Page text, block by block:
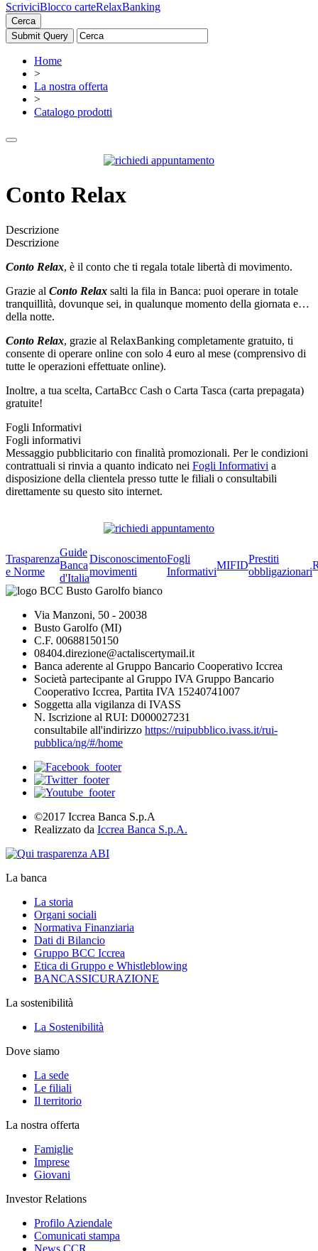
ScriviciBlocco carteRelaxBanking
Cerca
Home
>
La nostra offerta
>
Catalogo prodotti
Conto Relax
Descrizione
Descrizione
Conto Relax, è il conto che ti regala totale libertà di movimento.
Grazie al Conto Relax salti la fila in Banca: puoi operare in totale
tranquillità, dovunque sei, in qualunque momento della giornata e…
della notte.
Conto Relax, grazie al RelaxBanking completamente gratuito, ti
consente di operare online con solo 4 euro al mese (comprensivo di
tutte le operazioni effettuate online).
Inoltre, a tua scelta, CartaBcc Cash o Carta Tasca (carta prepagata)
gratuite!
Fogli Informativi
Fogli informativi
Messaggio pubblicitario con finalità promozionali. Per le condizioni
contrattuali si rinvia a quanto indicato nei Fogli Informativi a
disposizione della clientela presso tutte le filiali o consultabili
direttamente su questo sito internet.
Trasparenza
e Norme
Guide
Banca
d'Italia
Disconoscimento
movimenti
Fogli
Informativi
MIFID
Prestiti
obbligazionari
Via Manzoni, 50 - 20038
Busto Garolfo (MI)
C.F. 00688150150
08404.direzione@actaliscertymail.it
Banca aderente al Gruppo Bancario Cooperativo Iccrea
Società partecipante al Gruppo IVA Gruppo Bancario
Cooperativo Iccrea, Partita IVA 15240741007
Soggetta alla vigilanza di IVASS
N. Iscrizione al RUI: D000027231
consultabile all'indirizzo https://ruipubblico.ivass.it/rui-
pubblica/ng/#/home
©2017 Iccrea Banca S.p.A
Realizzato da Iccrea Banca S.p.A.
La banca
La storia
Organi sociali
Normativa Finanziaria
Dati di Bilancio
Gruppo BCC Iccrea
Etica di Gruppo e Whistleblowing
BANCASSICURAZIONE
La sostenibilità
La Sostenibilità
Dove siamo
La sede
Le filiali
Il territorio
La nostra offerta
Famiglie
Imprese
Giovani
Investor Relations
Profilo Aziendale
Comunicati stampa
News CCR